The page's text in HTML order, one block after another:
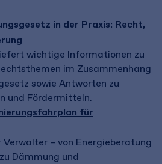
in der Praxis: Recht,
wichtige Informationen zu
im Zusammenhang
sowie Antworten zu
und Fördermitteln.
für
– von Energieberatung
Dämmung und